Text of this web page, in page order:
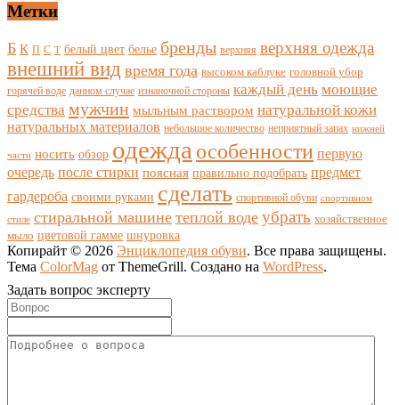
Метки
Б К П С Т белый цвет белье бренды верхняя верхняя одежда
внешний вид время года высоком каблуке головной убор
горячей воде данном случае изнаночной стороны каждый день моющие
средства мужчин мыльным раствором натуральной кожи
натуральных материалов небольшое количество неприятный запах нижней
части носить обзор одежда особенности первую
очередь после стирки поясная правильно подобрать предмет
гардероба своими руками сделать спортивной обуви спортивном
стиле стиральной машине теплой воде убрать хозяйственное
мыло цветовой гамме шнуровка
Копирайт © 2026 Энциклопедия обуви. Все права защищены.
Тема ColorMag от ThemeGrill. Создано на WordPress.
Задать вопрос эксперту